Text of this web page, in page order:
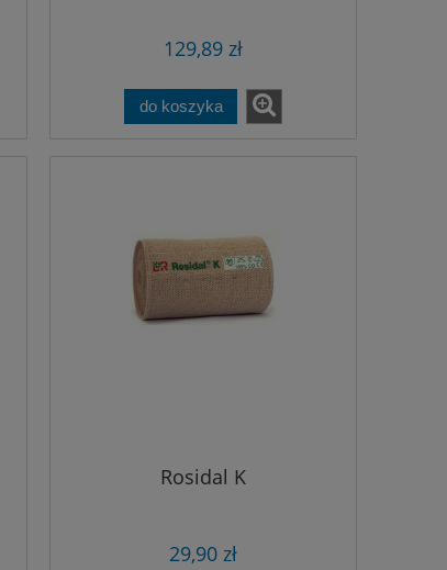
129,89 zł
do koszyka
Rosidal K
29,90 zł